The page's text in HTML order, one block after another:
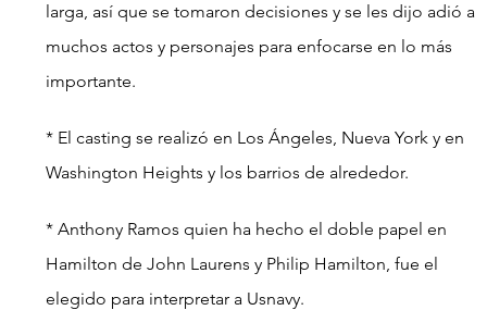
larga, así que se tomaron decisiones y se les dijo adió a
muchos actos y personajes para enfocarse en lo más
importante.
* El casting se realizó en Los Ángeles, Nueva York y en
Washington Heights y los barrios de alrededor.
* Anthony Ramos quien ha hecho el doble papel en
Hamilton de John Laurens y Philip Hamilton, fue el
elegido para interpretar a Usnavy.